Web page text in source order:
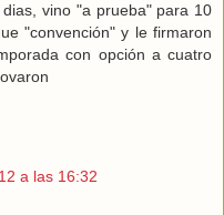
vino "a prueba" para 10
"convención" y le firmaron
con opción a cuatro
a las 16:32